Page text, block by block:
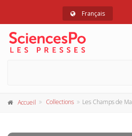
Français
Accueil Collections Les Champs de